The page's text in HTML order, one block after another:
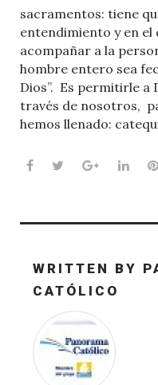
sacramentos: tiene
entendimiento y en el
acompañar a la
hombre entero sea
Dios”. Es permitirle a
través de nosotros,
hemos llenado:
Facebook
TwitterGoogle+
WRITTEN BY
CATÓLICO